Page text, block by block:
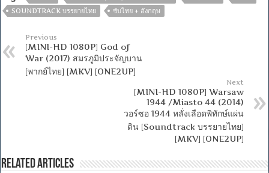
SOUNDTRACK บรรยายไทย
ซับไทย + อังกฤษ
Previous
[MINI-HD 1080P] God of
War (2017) สมรภูมิประจัญบาน
[พากย์ไทย] [MKV] [ONE2UP]
Next
[MINI-HD 1080P] Warsaw
1944 /Miasto 44 (2014)
วอร์ซอ 1944 หลั่งเลือดพิทักษ์แผ่น
ดิน [Soundtrack บรรยายไทย]
[MKV] [ONE2UP]
Related Articles